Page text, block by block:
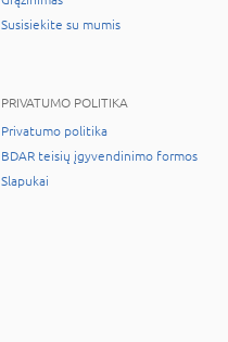
Susisiekite su mumis
PRIVATUMO POLITIKA
Privatumo politika
BDAR teisių įgyvendinimo formos
Slapukai